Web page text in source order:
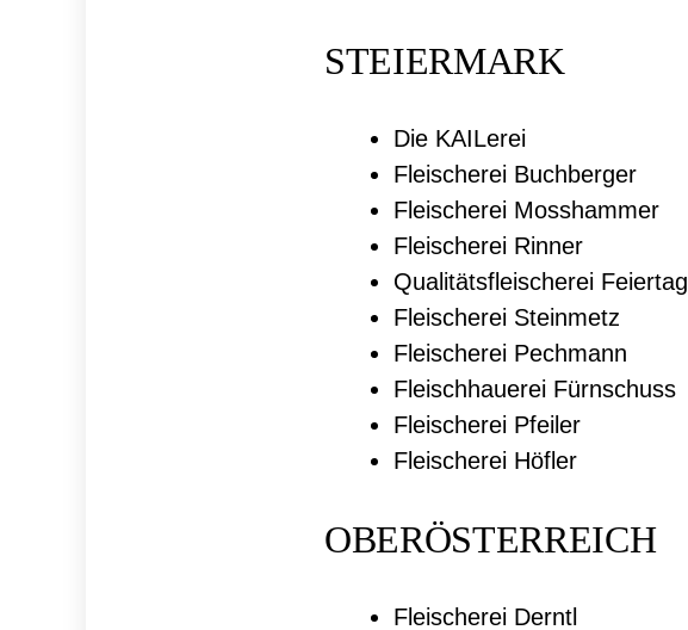
STEIERMARK
Die KAILerei
Fleischerei Buchberger
Fleischerei Mosshammer
Fleischerei Rinner
Qualitätsfleischerei Feiertag
Fleischerei Steinmetz
Fleischerei Pechmann
Fleischhauerei Fürnschuss
Fleischerei Pfeiler
Fleischerei Höfler
OBERÖSTERREICH
Fleischerei Derntl